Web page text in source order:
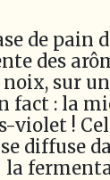
de pain
des
sur
fact : la
violet !
diffuse
la